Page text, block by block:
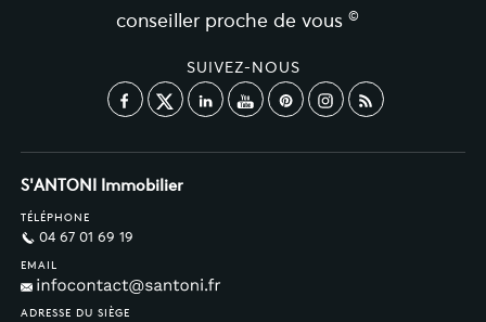
conseiller proche de vous ©
SUIVEZ-NOUS
S'ANTONI Immobilier
TÉLÉPHONE
04 67 01 69 19
EMAIL
ADRESSE DU SIÈGE